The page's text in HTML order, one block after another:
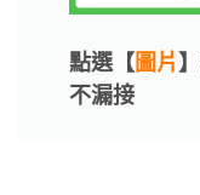
點選【 圖片
不漏接